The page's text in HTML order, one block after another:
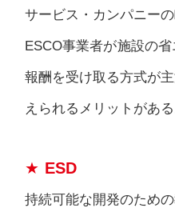
サービス・カンパニーの
ESCO事業者が施設の
報酬を受け取る方式が
えられるメリットがある
ESD
持続可能な開発のため